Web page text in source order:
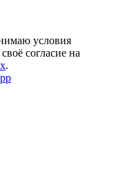
условия
согласие на
.